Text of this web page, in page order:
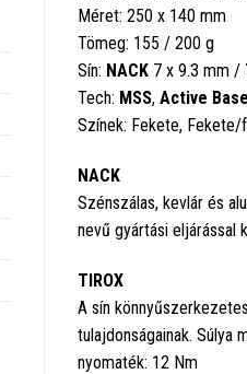
Méret: 250 x 140 mm
Tömeg: 155 / 200 g
Sín: NACK7 x 9.3 mm /
Tech: MSS, Active Base
Színek: Fekete,
NACK
Szénszálas, kevlár és
nevű gyártási eljárással
TIROX
A sín
tulajdonságainak. Súlya
nyomaték: 12 Nm